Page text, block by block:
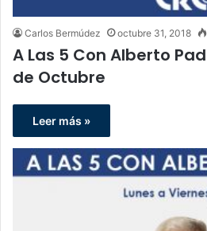
Carlos Bermúdez octubre 31, 2018
A Las 5 Con Alberto
de Octubre
Leer más »